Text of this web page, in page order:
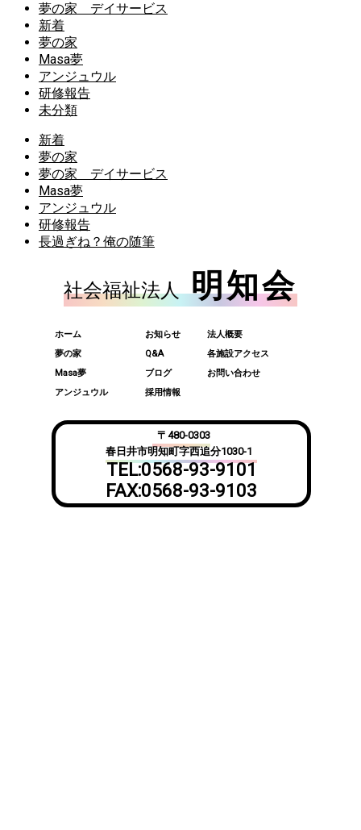
夢の家 デイサービス
新着
夢の家
Masa夢
アンジュウル
研修報告
未分類
新着
夢の家
夢の家 デイサービス
Masa夢
アンジュウル
研修報告
長過ぎね？俺の随筆
社会福祉法人明知会
ホーム お知らせ
法人概要
夢の家
Q&A
各施設アクセス
Masa夢
ブログ
お問い合わせ
アンジュウル
採用情報
〒480-0303
春日井市明知町字西追分1030-1
TEL:0568-93-9101
FAX:0568-93-9103